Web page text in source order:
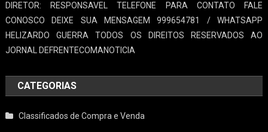
DIRETOR: RESPONSAVEL TELEFONE PARA CONTATO FALE
CONOSCO DEIXE SUA MENSAGEM 999654781 / WHATSAPP
HELIZARDO GUERRA TODOS OS DIREITOS RESERVADOS AO
JORNAL DEFRENTECOMANOTICIA
CATEGORIAS
Classificados de Compra e Venda